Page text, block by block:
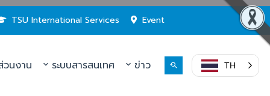
TSU International Services Event
นงาน ระบบสารสนเทศ ข่าว TH